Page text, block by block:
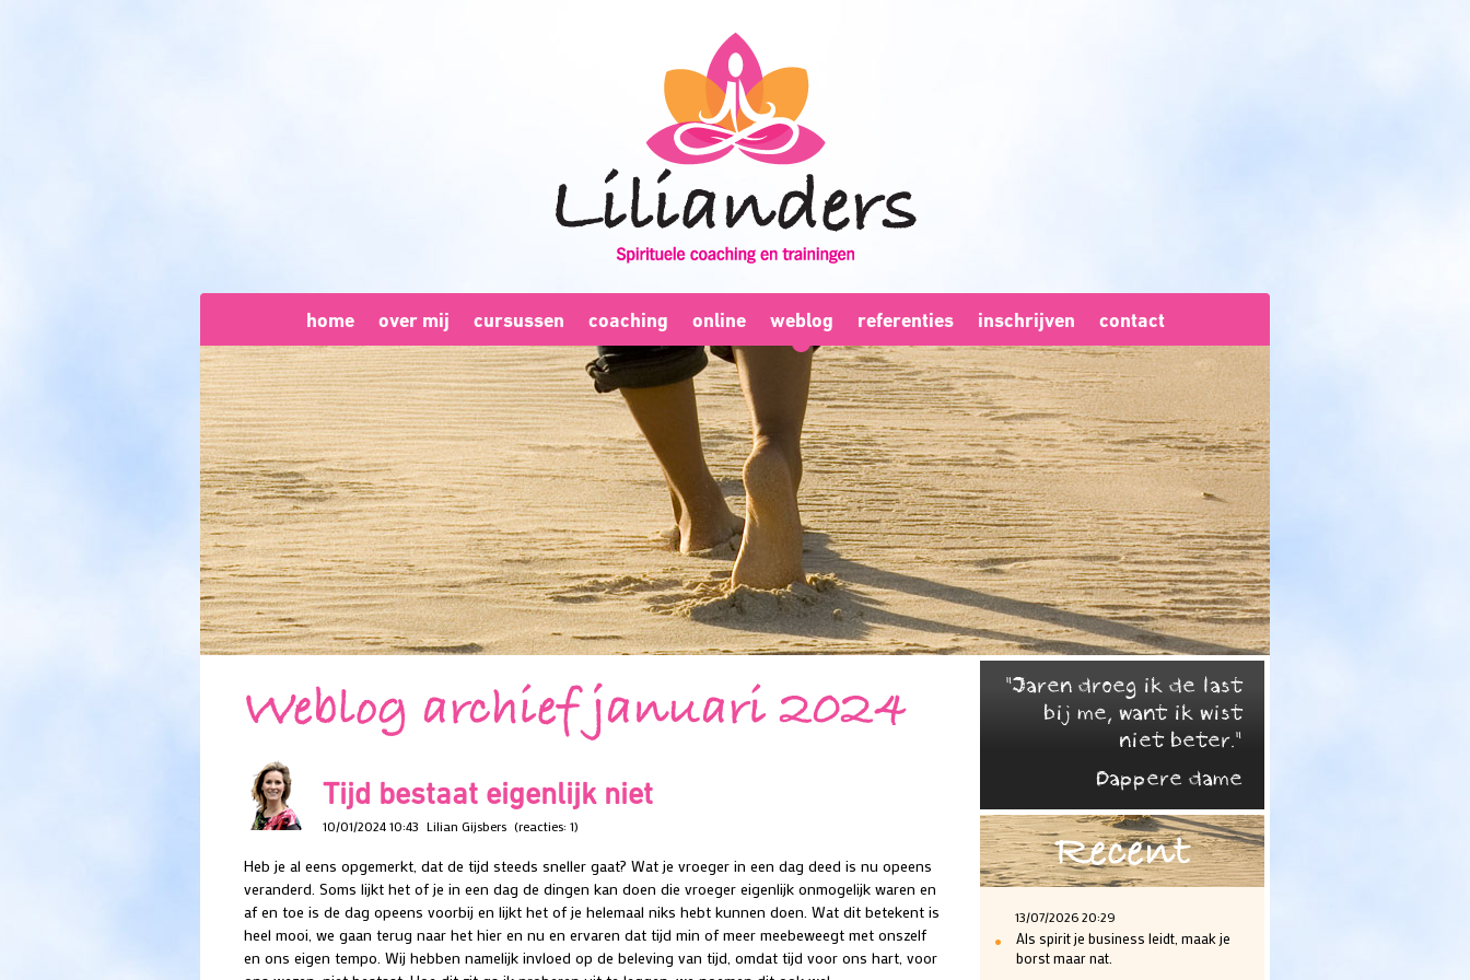
home over mij cursussen coaching online weblog referenties inschrijven contact
Weblog archief januari 2024
Tijd bestaat eigenlijk niet
10/01/2024 10:43 Lilian Gijsbers (reacties: 1)
Heb je al eens opgemerkt, dat de tijd steeds sneller gaat? Wat je vroeger in een dag deed is nu opeens
veranderd. Soms lijkt het of je in een dag de dingen kan doen die vroeger eigenlijk onmogelijk waren en
af en toe is de dag opeens voorbij en lijkt het of je helemaal niks hebt kunnen doen. Wat dit betekent is
heel mooi, we gaan terug naar het hier en nu en ervaren dat tijd min of meer meebeweegt met onszelf
en ons eigen tempo. Wij hebben namelijk invloed op de beleving van tijd, omdat tijd voor ons hart, voor
"Jaren droeg ik de last
bij me, want ik wist
niet beter."
Dappere dame
Recent
13/07/2026 20:29
•
Als spirit je business leidt, maak je
borst maar nat.